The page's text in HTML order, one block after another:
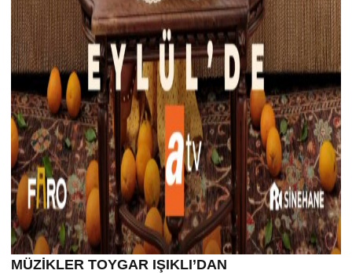
MÜZİKLER TOYGAR IŞIKLI’DAN